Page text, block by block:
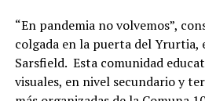
“En pandemia no volvemos”,
colgada en la puerta del Yrurtia,
Sarsfield. Esta comunidad
visuales, en nivel secundario y